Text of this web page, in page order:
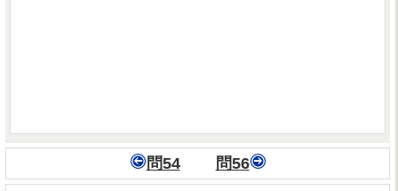
問54 問56